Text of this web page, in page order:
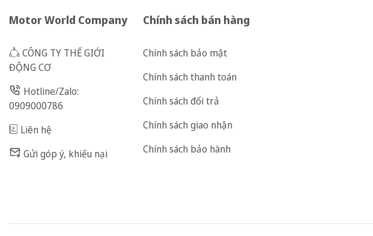
Motor World Company
CÔNG TY THẾ GIỚI
ĐỘNG CƠ
Hotline/Zalo:
0909000786
Liên hệ
Gửi góp ý, khiếu nại
Chính sách bán hàng
Chính sách bảo mật
Chính sách thanh toán
Chính sách đổi trả
Chính sách giao nhận
Chính sách bảo hành